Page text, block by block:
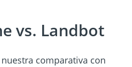
vs. Landbot
comparativa con